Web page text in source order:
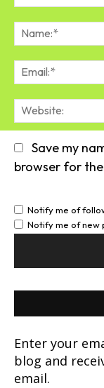
Save my
browser for
Notify me of
Notify me of new
Enter your
blog and
email.